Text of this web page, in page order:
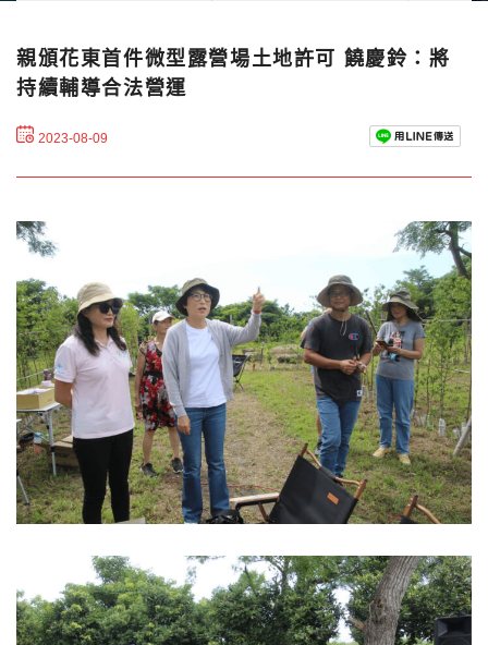
親頒花東首件微型露營場土地許可 饒慶鈴：將
持續輔導合法營運
2023-08-09